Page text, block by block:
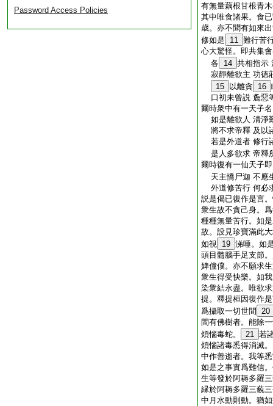
Password Access Policies
有無量藕根甘根青
其中唯食諸果。食
歳。亦不聞有如來
修如是
11 難行苦
心大驚怪。即共集
各 14 共相指示
寂靜離欲主 功徳
15
以離貪 16
口初未曾説 麁惡
爾時衆中有一天子
如是離欲人 清淨
將不求帝釋 及以
若是外道者 修行
是人多欲求 帝釋
爾時復有一仙天子
天主憍尸迦 不應
外道修苦行 何必
説是偈已復作是言
衆生故不貪己身。
種種無量苦行。如
故。設見珍寶滿此
如視 19 涕唾。如
頭目髓腦手足支節
婢僮僕。亦不願求
衆生得受快樂。如
染衆結永盡。唯欲
提。釋提桓因復作
爲攝取一切世間
20
間有佛樹者。能除
煩惱毒蛇。
21 若
煩惱諸毒悉得消滅
中作善逝者。我等
如是之事實爲難信
生等發於阿耨多羅
縁於阿耨多羅三藐
中月水動則動。猶